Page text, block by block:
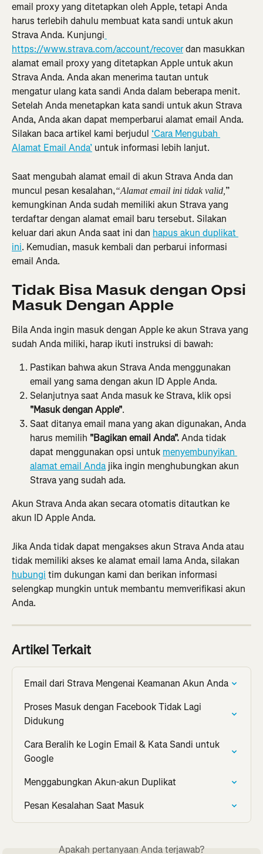
email proxy yang ditetapkan oleh Apple, tetapi Anda
harus terlebih dahulu membuat kata sandi untuk akun
Strava Anda. Kunjungi
https://www.strava.com/account/recover dan masukkan
alamat email proxy yang ditetapkan Apple untuk akun
Strava Anda. Anda akan menerima tautan untuk
mengatur ulang kata sandi Anda dalam beberapa menit.
Setelah Anda menetapkan kata sandi untuk akun Strava
Anda, Anda akan dapat memperbarui alamat email Anda.
Silakan baca artikel kami berjudul ‘Cara Mengubah
Alamat Email Anda’ untuk informasi lebih lanjut.
Saat mengubah alamat email di akun Strava Anda dan
muncul pesan kesalahan,“Alamat email ini tidak valid, ”
kemungkinan Anda sudah memiliki akun Strava yang
terdaftar dengan alamat email baru tersebut. Silakan
keluar dari akun Anda saat ini dan hapus akun duplikat
ini. Kemudian, masuk kembali dan perbarui informasi
email Anda.
Tidak Bisa Masuk dengan Opsi
Masuk Dengan Apple
Bila Anda ingin masuk dengan Apple ke akun Strava yang
sudah Anda miliki, harap ikuti instruksi di bawah:
Pastikan bahwa akun Strava Anda menggunakan
email yang sama dengan akun ID Apple Anda.
Selanjutnya saat Anda masuk ke Strava, klik opsi
"Masuk dengan Apple".
Saat ditanya email mana yang akan digunakan, Anda
harus memilih "Bagikan email Anda". Anda tidak
dapat menggunakan opsi untuk menyembunyikan
alamat email Anda jika ingin menghubungkan akun
Strava yang sudah ada.
Akun Strava Anda akan secara otomatis ditautkan ke
akun ID Apple Anda.
Jika Anda tidak dapat mengakses akun Strava Anda atau
tidak memiliki akses ke alamat email lama Anda, silakan
hubungi tim dukungan kami dan berikan informasi
selengkap mungkin untuk membantu memverifikasi akun
Anda.
Artikel Terkait
Email dari Strava Mengenai Keamanan Akun Anda
Proses Masuk dengan Facebook Tidak Lagi
Didukung
Cara Beralih ke Login Email & Kata Sandi untuk
Google
Menggabungkan Akun-akun Duplikat
Pesan Kesalahan Saat Masuk
Apakah pertanyaan Anda terjawab?